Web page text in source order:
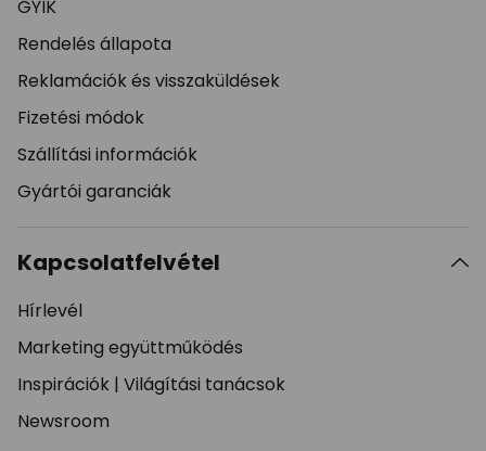
GYIK
Rendelés állapota
Reklamációk és visszaküldések
Fizetési módok
Szállítási információk
Gyártói garanciák
Kapcsolatfelvétel
Hírlevél
Marketing együttműködés
Inspirációk | Világítási tanácsok
Newsroom